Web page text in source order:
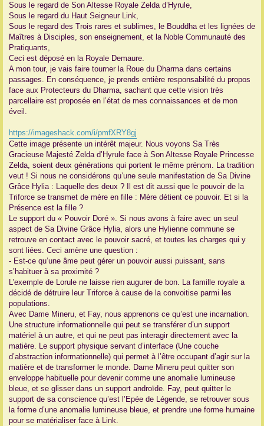
a
g
Sous le regard de Son Altesse Royale Zelda d’Hyrule,
Sous le regard du Haut Seigneur Link,
Sous le regard des Trois rares et sublimes, le Bouddha et les lignées de
Maîtres à Disciples, son enseignement, et la Noble Communauté des
Pratiquants,
Ceci est déposé en la Royale Demaure.
A mon tour, je vais faire tourner la Roue du Dharma dans certains
passages. En conséquence, je prends entière responsabilité du propos
face aux Protecteurs du Dharma, sachant que cette vision très
parcellaire est proposée en l’état de mes connaissances et de mon
éveil.
https://imageshack.com/i/pmfXRY8gj
Cette image présente un intérêt majeur. Nous voyons Sa Très
Gracieuse Majesté Zelda d’Hyrule face à Son Altesse Royale Princesse
Zelda, soient deux générations qui portent le même prénom. La tradition
veut ! Si nous ne considérons qu’une seule manifestation de Sa Divine
Grâce Hylia : Laquelle des deux ? Il est dit aussi que le pouvoir de la
Triforce se transmet de mère en fille : Mère détient ce pouvoir. Et si la
Présence est la fille ?
Le support du « Pouvoir Doré ». Si nous avons à faire avec un seul
aspect de Sa Divine Grâce Hylia, alors une Hylienne commune se
retrouve en contact avec le pouvoir sacré, et toutes les charges qui y
sont liées. Ceci amène une question :
- Est-ce qu’une âme peut gérer un pouvoir aussi puissant, sans
s’habituer à sa proximité ?
L’exemple de Lorule ne laisse rien augurer de bon. La famille royale a
décidé de détruire leur Triforce à cause de la convoitise parmi les
populations.
Avec Dame Mineru, et Fay, nous apprenons ce qu’est une incarnation.
Une structure informationnelle qui peut se transférer d’un support
matériel à un autre, et qui ne peut pas interagir directement avec la
matière. Le support physique servant d’interface (Une couche
d’abstraction informationnelle) qui permet à l’être occupant d’agir sur la
matière et de transformer le monde. Dame Mineru peut quitter son
enveloppe habituelle pour devenir comme une anomalie lumineuse
bleue, et se glisser dans un support androïde. Fay, peut quitter le
support de sa conscience qu’est l’Epée de Légende, se retrouver sous
la forme d’une anomalie lumineuse bleue, et prendre une forme humaine
pour se matérialiser face à Link.